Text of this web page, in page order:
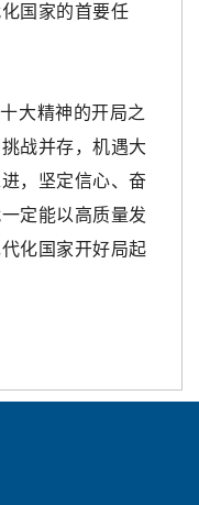
国家的首要任
大精神的开局之
战并存，机遇大
，坚定信心、奋
定能以高质量发
化国家开好局起